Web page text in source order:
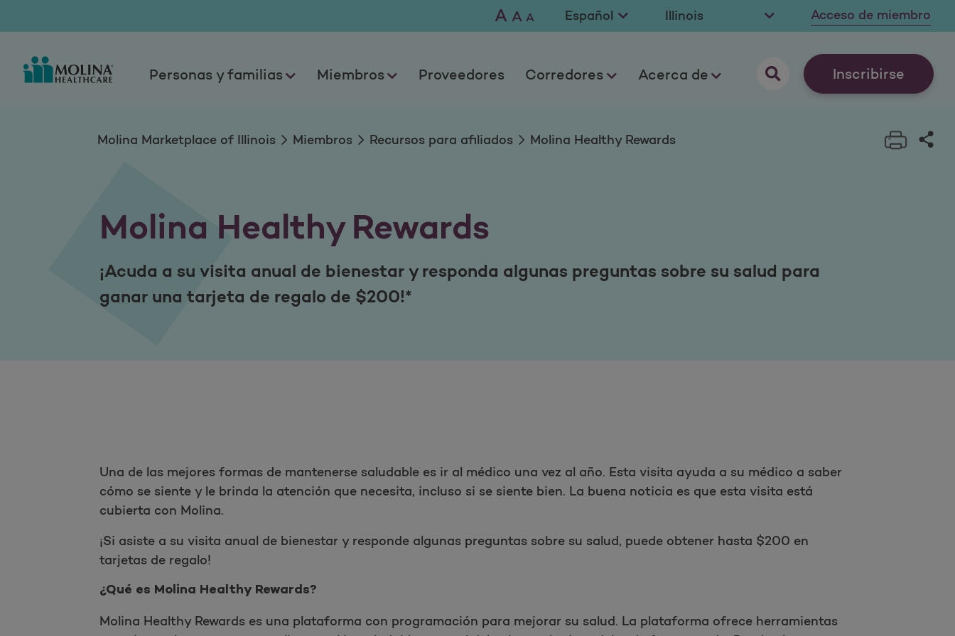
Personas y familias Miembros Proveedores Corredores Acerca de Inscribirse
A A A Acceso de miembro
Molina Marketplace of Illinois Miembros Recursos para afiliados Molina Healthy Rewards Print
Molina Healthy Rewards
¡Acuda a su visita anual de bienestar y responda algunas preguntas sobre su salud para
ganar una tarjeta de regalo de $200!*
Una de las mejores formas de mantenerse saludable es ir al médico una vez al año. Esta visita ayuda a su médico a saber
cómo se siente y le brinda la atención que necesita, incluso si se siente bien. La buena noticia es que esta visita está
cubierta con Molina.
¡Si asiste a su visita anual de bienestar y responde algunas preguntas sobre su salud, puede obtener hasta $200 en
tarjetas de regalo!
¿Qué es Molina Healthy Rewards?
Molina Healthy Rewards es una plataforma con programación para mejorar su salud. La plataforma ofrece herramientas